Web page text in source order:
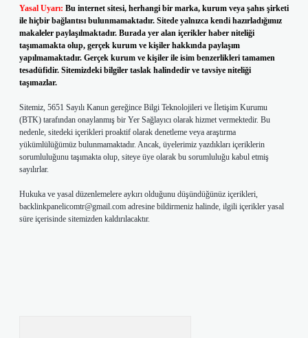
Yasal Uyarı: Bu internet sitesi, herhangi bir marka, kurum veya şahıs şirketi
ile hiçbir bağlantısı bulunmamaktadır. Sitede yalnızca kendi hazırladığımız
makaleler paylaşılmaktadır. Burada yer alan içerikler haber niteliği
taşımamakta olup, gerçek kurum ve kişiler hakkında paylaşım
yapılmamaktadır. Gerçek kurum ve kişiler ile isim benzerlikleri tamamen
tesadüfidir. Sitemizdeki bilgiler taslak halindedir ve tavsiye niteliği
taşımazlar.
Sitemiz, 5651 Sayılı Kanun gereğince Bilgi Teknolojileri ve İletişim Kurumu
(BTK) tarafından onaylanmış bir Yer Sağlayıcı olarak hizmet vermektedir. Bu
nedenle, sitedeki içerikleri proaktif olarak denetleme veya araştırma
yükümlülüğümüz bulunmamaktadır. Ancak, üyelerimiz yazdıkları içeriklerin
sorumluluğunu taşımakta olup, siteye üye olarak bu sorumluluğu kabul etmiş
sayılırlar.
Hukuka ve yasal düzenlemelere aykırı olduğunu düşündüğünüz içerikleri,
backlinkpanelicomtr@gmail.com adresine bildirmeniz halinde, ilgili içerikler yasal
süre içerisinde sitemizden kaldırılacaktır.